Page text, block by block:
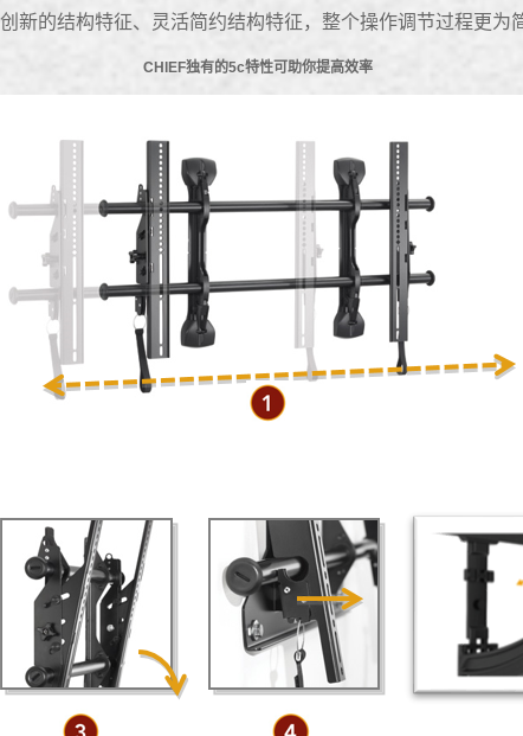
新的结构特征、灵活简约结构特征，整个操作调节过程更为
CHIEF独有的5c特性可助你提高效率